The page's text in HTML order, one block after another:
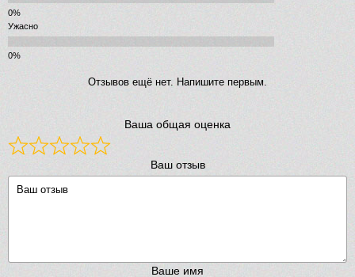
Ужасно
Отзывов ещё нет. Напишите первым.
Ваша общая оценка
Ваш отзыв
Ваше имя